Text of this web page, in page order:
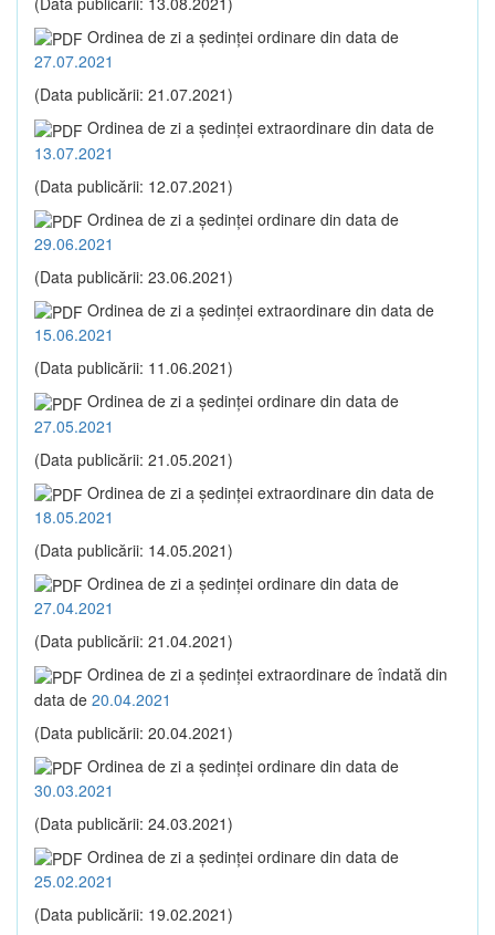
Ordinea de zi a şedinţei ordinare din data de
27.07.2021
(Data publicării: 21.07.2021)
Ordinea de zi a şedinţei extraordinare din data de
13.07.2021
(Data publicării: 12.07.2021)
Ordinea de zi a şedinţei ordinare din data de
29.06.2021
(Data publicării: 23.06.2021)
Ordinea de zi a şedinţei extraordinare din data de
15.06.2021
(Data publicării: 11.06.2021)
Ordinea de zi a şedinţei ordinare din data de
27.05.2021
(Data publicării: 21.05.2021)
Ordinea de zi a şedinţei extraordinare din data de
18.05.2021
(Data publicării: 14.05.2021)
Ordinea de zi a şedinţei ordinare din data de
27.04.2021
(Data publicării: 21.04.2021)
Ordinea de zi a şedinţei extraordinare de îndată din
data de 20.04.2021
(Data publicării: 20.04.2021)
Ordinea de zi a şedinţei ordinare din data de
30.03.2021
(Data publicării: 24.03.2021)
Ordinea de zi a şedinţei ordinare din data de
25.02.2021
(Data publicării: 19.02.2021)